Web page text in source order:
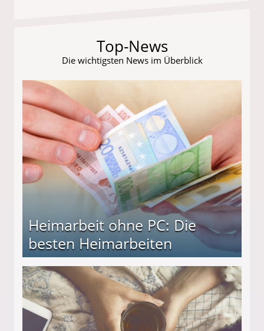
Top-News
Die wichtigsten News im Überblick
Heimarbeit ohne PC: Die
besten Heimarbeiten